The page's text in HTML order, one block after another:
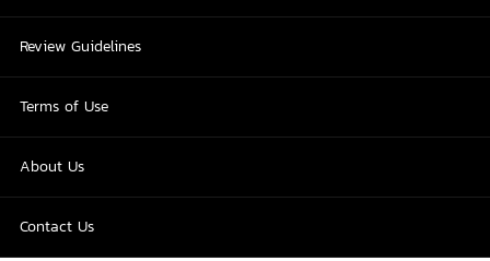
Review Guidelines
Terms of Use
About Us
Contact Us